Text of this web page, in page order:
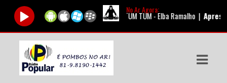
No Ar Agora:
Tocando agora:TUM TUM TUM - Elba Ramalho |